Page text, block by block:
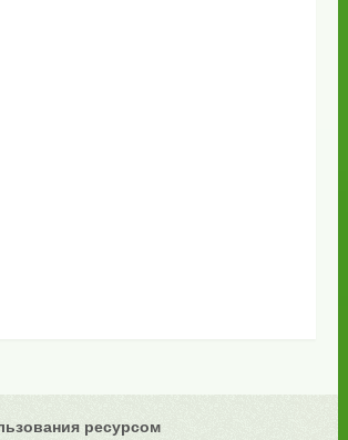
ресурсом